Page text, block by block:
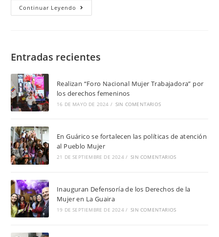
Continuar Leyendo
Entradas recientes
Realizan “Foro Nacional Mujer Trabajadora” por
los derechos femeninos
16 DE MAYO DE 2024 / SIN COMENTARIOS
En Guárico se fortalecen las políticas de atención
al Pueblo Mujer
21 DE SEPTIEMBRE DE 2024 / SIN COMENTARIOS
Inauguran Defensoría de los Derechos de la
Mujer en La Guaira
19 DE SEPTIEMBRE DE 2024 / SIN COMENTARIOS